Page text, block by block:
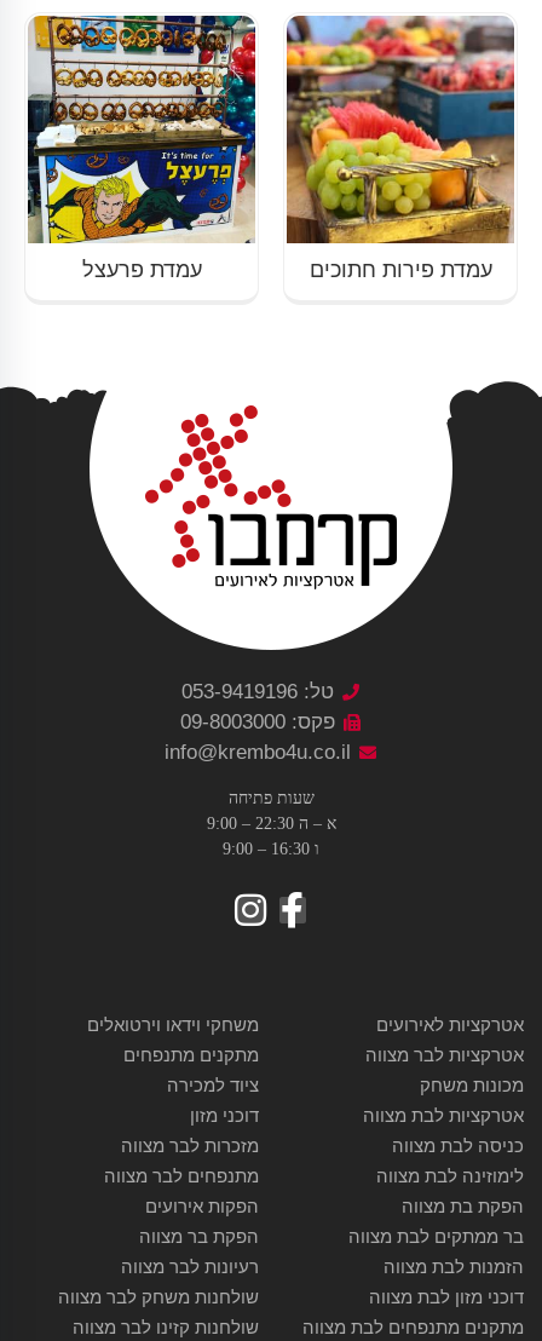
עמדת פירות חתוכים עמדת פרעצל
טל: 053-9419196
פקס: 09-8003000
info@krembo4u.co.il
שעות פתיחה
א – ה 22:30 – 9:00
ו 16:30 – 9:00
אטרקציות לאירועים
אטרקציות לבר מצווה
מכונות משחק
אטרקציות לבת מצווה
כניסה לבת מצווה
לימוזינה לבת מצווה
הפקת בת מצווה
בר ממתקים לבת מצווה
הזמנות לבת מצווה
דוכני מזון לבת מצווה
מתקנים מתנפחים לבת מצווה
משחקי וידאו וירטואלים
מתקנים מתנפחים
ציוד למכירה
דוכני מזון
מזכרות לבר מצווה
מתנפחים לבר מצווה
הפקות אירועים
הפקת בר מצווה
רעיונות לבר מצווה
שולחנות משחק לבר מצווה
שולחנות קזינו לבר מצווה